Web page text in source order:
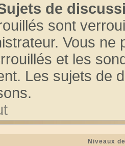
de
sont
Vous
et les
Les sujets de
Niveaux